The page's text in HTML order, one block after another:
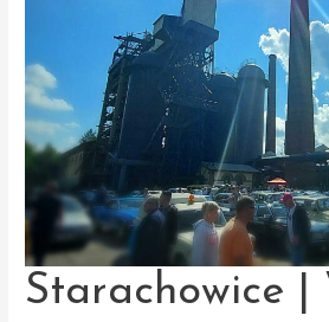
Starachowice |